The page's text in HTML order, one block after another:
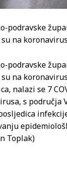
podravske
na
podravske
na
nalazi se 7
s područja
Toplak)